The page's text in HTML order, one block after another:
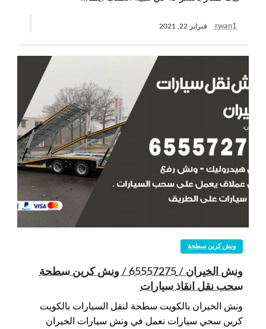
rwan1 فبراير 22, 2021
ونش كرين سطحة
ونش الخيران / 65557275 / ونش كرين سطحة
سحب نقل انقاذ سيارات
ونش الخيران بالكويت سطحة لنقل السيارات بالكويت
كرين سحي سيارات نعمل في ونش سيارات الخيران